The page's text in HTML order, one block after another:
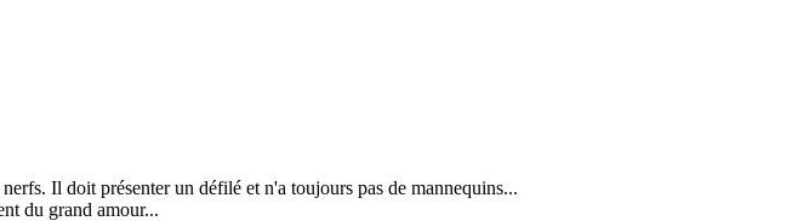
Il doit présenter un défilé et n'a toujours pas de mannequins...
du grand amour...